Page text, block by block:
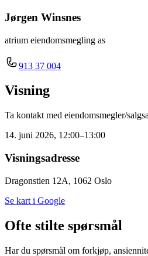
Jørgen Winsnes
atrium eiendomsmegling as
913 37 004
Visning
Ta kontakt med eiendomsmegler/
14. juni 2026, 12:00–13:00
Visningsadresse
Dragonstien 12A, 1062 Oslo
Se kart i Google
Ofte stilte spørsmål
Har du spørsmål om forkjøp,